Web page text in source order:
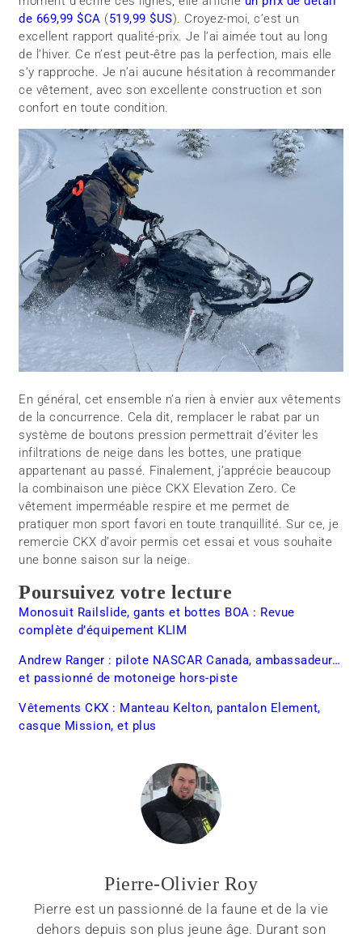
de 669,99 $CA (519,99 $US). Croyez-moi, c’est un
excellent rapport qualité-prix. Je l’ai aimée tout au long
de l’hiver. Ce n’est peut-être pas la perfection, mais elle
s’y rapproche. Je n’ai aucune hésitation à recommander
ce vêtement, avec son excellente construction et son
confort en toute condition.
En général, cet ensemble n’a rien à envier aux vêtements
de la concurrence. Cela dit, remplacer le rabat par un
système de boutons pression permettrait d’éviter les
infiltrations de neige dans les bottes, une pratique
appartenant au passé. Finalement, j’apprécie beaucoup
la combinaison une pièce CKX Elevation Zero. Ce
vêtement imperméable respire et me permet de
pratiquer mon sport favori en toute tranquillité. Sur ce, je
remercie CKX d’avoir permis cet essai et vous souhaite
une bonne saison sur la neige.
Poursuivez votre lecture
Monosuit Railslide, gants et bottes BOA : Revue
complète d’équipement KLIM
Andrew Ranger : pilote NASCAR Canada, ambassadeur…
et passionné de motoneige hors-piste
Vêtements CKX : Manteau Kelton, pantalon Element,
casque Mission, et plus
Pierre-Olivier Roy
Pierre est un passionné de la faune et de la vie
dehors depuis son plus jeune âge. Durant son